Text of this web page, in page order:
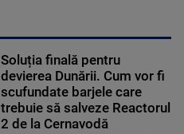
Soluția finală pentru
devierea Dunării. Cum vor fi
scufundate barjele care
trebuie să salveze Reactorul
2 de la Cernavodă